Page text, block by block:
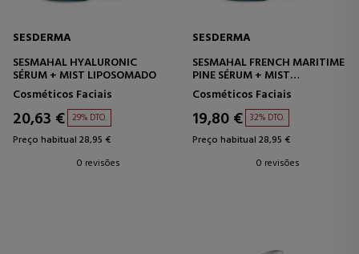
SESDERMA
SESMAHAL HYALURONIC
SÉRUM + MIST LIPOSOMADO
Cosméticos Faciais
20,63 € 29% DTO.
Preço habitual 28,95 €
0 revisões
SESDERMA
SESMAHAL FRENCH MARITIME
PINE SÉRUM + MIST
LIPOSOMADO
Cosméticos Faciais
19,80 € 32% DTO.
Preço habitual 28,95 €
0 revisões